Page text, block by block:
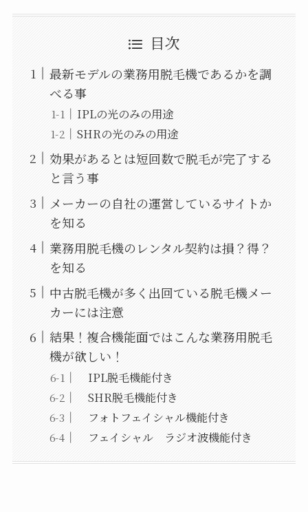
目次
最新モデルの業務用脱毛機であるかを調
べる事
IPLの光のみの用途
SHRの光のみの用途
効果があるとは短回数で脱毛が完了する
と言う事
メーカーの自社の運営しているサイトか
を知る
業務用脱毛機のレンタル契約は損？得？
を知る
中古脱毛機が多く出回ている脱毛機メー
カーには注意
結果！複合機能面ではこんな業務用脱毛
機が欲しい！
IPL脱毛機能付き
SHR脱毛機能付き
フォトフェイシャル機能付き
フェイシャル ラジオ波機能付き